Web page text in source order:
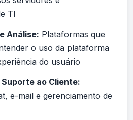
TI
Análise: Plataformas que
o uso da plataforma
do usuário
ao Cliente:
e-mail e gerenciamento de